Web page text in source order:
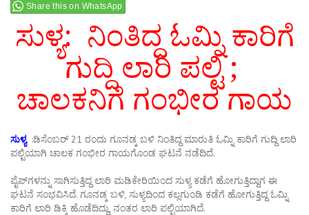
Share this on WhatsApp
ಸುಳ್ಯ: ನಿಂತಿದ್ದ ಓಮ್ನಿ ಕಾರಿಗೆ
ಗುದ್ದಿ ಲಾರಿ ಪಲ್ಟಿ ;
ಚಾಲಕನಿಗೆ ಗಂಭೀರ ಗಾಯ
ಸುಳ್ಯ:ಡಿಸೆಂಬರ್ 21 ರಂದು ಗೂನಡ್ಕ ಬಳಿ ನಿಂತಿದ್ದ ಮಾರುತಿ ಓಮ್ನಿ ಕಾರಿಗೆ ಗುದ್ದಿ ಲಾರಿ
ಪಲ್ಟಿಯಾಗಿ ಚಾಲಕ ಗಂಭೀರ ಗಾಯಗೊಂಡ ಘಟನೆ ನಡೆದಿದೆ.
ಪೈಪ್‌ಗಳನ್ನು ಸಾಗಿಸುತ್ತಿದ್ದ ಲಾರಿ ಮಡಿಕೇರಿಯಿಂದ ಸುಳ್ಯ ಕಡೆಗೆ ಹೋಗುತ್ತಿದ್ದಾಗ ಈ
ಘಟನೆ ಸಂಭವಿಸಿದೆ. ಗೂನಡ್ಕ ಬಳಿ, ಸುಳ್ಯದಿಂದ ಕಲ್ಲಗುಂಡಿ ಕಡೆಗೆ ಹೋಗುತ್ತಿದ್ದ ಓಮ್ನಿ
ಕಾರಿಗೆ ಲಾರಿ ಡಿಕ್ಕಿ ಹೊಡೆದಿದ್ದು, ನಂತರ ಲಾರಿ ಪಲ್ಟಿಯಾಗಿದೆ.